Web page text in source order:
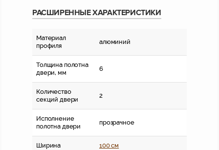
РАСШИРЕННЫЕ ХАРАКТЕРИСТИКИ
Материал
профиля
алюминий
Толщина полотна
двери, мм
6
Количество
секций двери
2
Исполнение
полотна двери
прозрачное
Ширина 100 см